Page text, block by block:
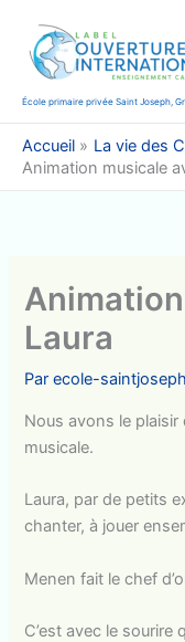
contenu
École primaire privée Saint Joseph,
Accueil
La vie des
Animation musicale
Laura
Parecole-
Nous avons le plaisir
musicale.
Laura, par de petits
chanter, à jouer
Menen fait le chef
C’est avec le